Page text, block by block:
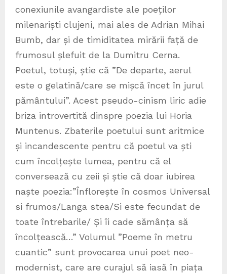
conexiunile avangardiste ale poeților
milenariști clujeni, mai ales de Adrian Mihai
Bumb, dar și de timiditatea mirării față de
frumosul șlefuit de la Dumitru Cerna.
Poetul, totuși, știe că ”De departe, aerul
este o gelatină/care se mișcă încet în jurul
pământului”. Acest pseudo-cinism liric adie
briza introvertită dinspre poezia lui Horia
Muntenus. Zbaterile poetului sunt aritmice
și incandescente pentru că poetul va ști
cum încolțește lumea, pentru că el
conversează cu zeii și știe că doar iubirea
naște poezia:”Înflorește în cosmos Universal
si frumos/Langa stea/Si este fecundat de
toate întrebarile/ Și îi cade sămânța să
încolțească…” Volumul ”Poeme în metru
cuantic” sunt provocarea unui poet neo-
modernist, care are curajul să iasă în piața